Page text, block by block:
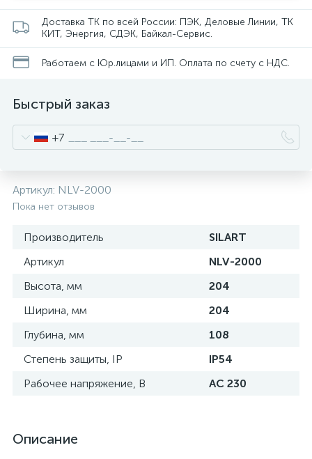
Доставка ТК по всей России: ПЭК, Деловые Линии, ТК
КИТ, Энергия, СДЭК, Байкал-Сервис.
Работаем с Юр.лицами и ИП. Оплата по счету с НДС.
Быстрый заказ
+7
Артикул: NLV-2000
Пока нет отзывов
Производитель
SILART
Артикул
NLV-2000
Высота, мм
204
Ширина, мм
204
Глубина, мм
108
Степень защиты, IP
IP54
Рабочее напряжение, В
AC 230
Описание